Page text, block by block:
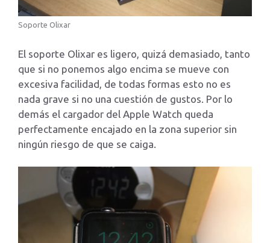
Soporte Olixar
El soporte Olixar es ligero, quizá demasiado, tanto
que si no ponemos algo encima se mueve con
excesiva facilidad, de todas formas esto no es
nada grave si no una cuestión de gustos. Por lo
demás el cargador del Apple Watch queda
perfectamente encajado en la zona superior sin
ningún riesgo de que se caiga.